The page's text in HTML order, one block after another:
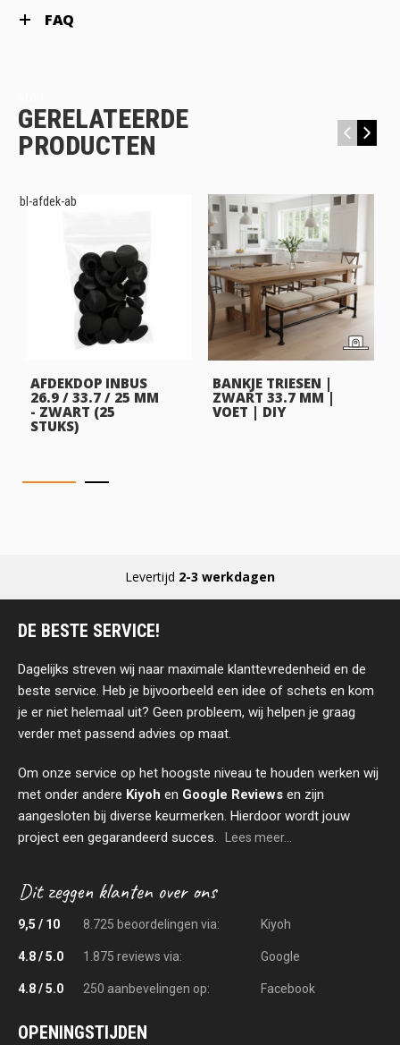
FAQ
GERELATEERDE
PRODUCTEN
‹ ›
bl-afdek-ab
AFDEKDOP INBUS
26.9 / 33.7 / 25 MM
- ZWART (25
STUKS)
BANKJE TRIESEN |
ZWART 33.7 MM |
VOET | DIY
Levertijd 2-3 werkdagen
DE BESTE SERVICE!
Dagelijks streven wij naar maximale klanttevredenheid en de
beste service. Heb je bijvoorbeeld een idee of schets en kom
je er niet helemaal uit? Geen probleem, wij helpen je graag
verder met passend advies op maat.
Om onze service op het hoogste niveau te houden werken wij
met onder andere Kiyoh en Google Reviews en zijn
aangesloten bij diverse keurmerken. Hierdoor wordt jouw
project een gegarandeerd succes.
Lees meer...
9,5 / 10 8.725 beoordelingen via: Kiyoh
4.8 / 5.0 1.875 reviews via: Google
4.8 / 5.0 250 aanbevelingen op: Facebook
OPENINGSTIJDEN